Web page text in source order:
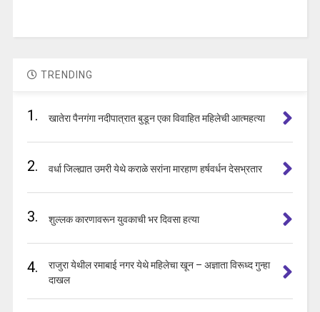
TRENDING
1. खातेरा पैनगंगा नदीपात्रात बुडून एका विवाहित महिलेची आत्महत्या
2. वर्धा जिल्ह्यात उमरी येथे कराळे सरांना मारहाण हर्षवर्धन देसभ्रतार
3. शुल्लक कारणावरून युवकाची भर दिवसा हत्या
4.
राजुरा येथील रमाबाई नगर येथे महिलेचा खून – अज्ञाता विरूध्द गुन्हा
दाखल